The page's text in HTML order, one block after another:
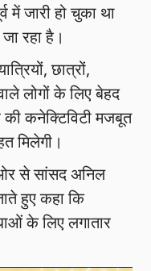
में जारी हो चुका था
रहा है।
छात्रों,
लोगों के लिए बेहद
की कनेक्टिविटी मजबूत
मिलेगी।
से सांसद अनिल
हुए कहा कि
के लिए लगातार